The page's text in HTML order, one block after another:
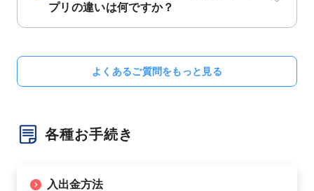
プリの違いは何ですか？
よくあるご質問をもっと見る
各種お手続き
入出金方法